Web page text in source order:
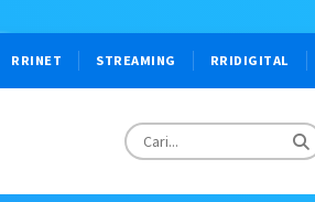
RRINET STREAMING RRIDIGITAL